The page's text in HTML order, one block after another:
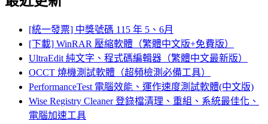
[統一發票] 中獎號碼 115 年 5、6月
[下載] WinRAR 壓縮軟體（繁體中文版+免費版）
UltraEdit 純文字、程式碼編輯器（繁體中文最新版）
OCCT 燒機測試軟體（超頻檢測必備工具）
PerformanceTest 電腦效能、運作速度測試軟體(中文版)
Wise Registry Cleaner 登錄檔清理、重組、系統最佳化、
電腦加速工具